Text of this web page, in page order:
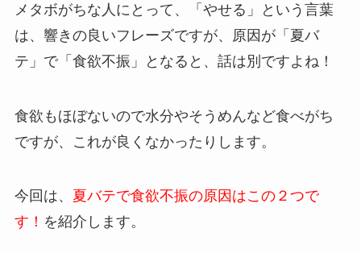
メタボがちな人にとって、「やせる」という言葉
は、響きの良いフレーズですが、原因が「夏バ
テ」で「食欲不振」となると、話は別ですよね！
食欲もほぼないので水分やそうめんなど食べがち
ですが、これが良くなかったりします。
今回は、 夏バテで食欲不振の原因はこの２つで
す！ を紹介します。